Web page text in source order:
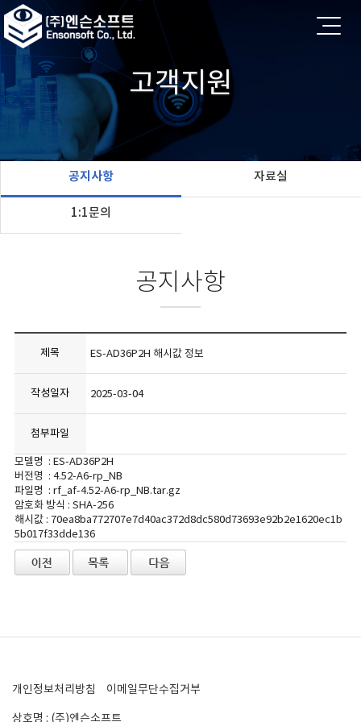
고객지원
공지사항 자료실
1:1문의
공지사항
제목 ES-AD36P2H 해시값 정보
작성일자 2025-03-04
첨부파일
모델명 : ES-AD36P2H
버전명 : 4.52-A6-rp_NB
파일명 : rf_af-4.52-A6-rp_NB.tar.gz
암호화 방식 : SHA-256
해시값 : 70ea8ba772707e7d40ac372d8dc580d73693e92b2e1620ec1b
5b017f33dde136
개인정보처리방침
이메일무단수집거부
상호명 : (주)엔슨소프트